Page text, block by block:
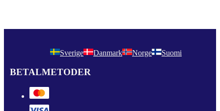
Sverige Danmark Norge Suomi
BETALMETODER